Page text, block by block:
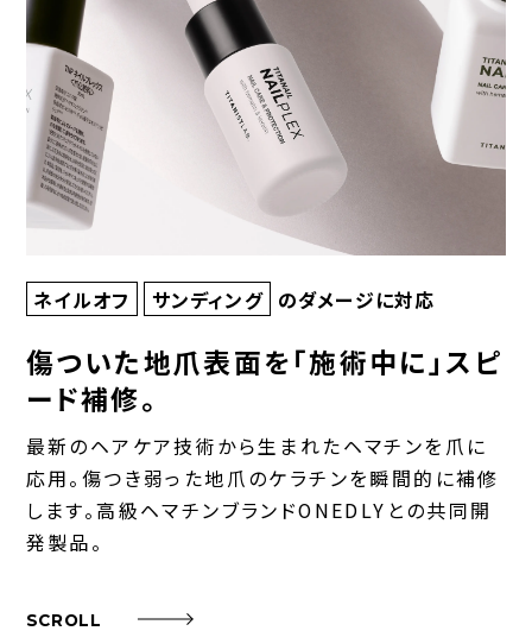
ネイルオフ サンディング のダメージに対応
傷ついた地爪表面を「施術中に」スピ
ード補修。
最新のヘアケア技術から生まれたヘマチンを爪に
応用。傷つき弱った地爪のケラチンを瞬間的に補修
します。高級ヘマチンブランドONEDLYとの共同開
発製品。
SCROLL